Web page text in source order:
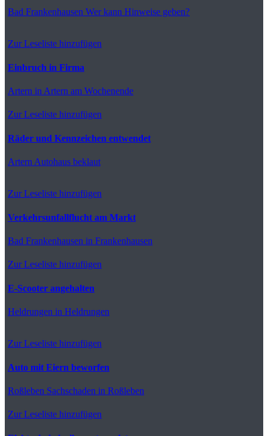
Bad Frankenhausen Wer kann Hinweise geben?
Zur Leseliste hinzufügen
Einbruch in Firma
Artern in Artern am Wochenende
Zur Leseliste hinzufügen
Räder und Kennzeichen entwendet
Artern Autohaus beklaut
Zur Leseliste hinzufügen
Verkehrsunfallflucht am Markt
Bad Frankenhausen in Frankenhausen
Zur Leseliste hinzufügen
E-Scooter angehalten
Heldrungen in Heldrungen
Zur Leseliste hinzufügen
Auto mit Eiern beworfen
Roßleben Sachschaden in Roßleben
Zur Leseliste hinzufügen